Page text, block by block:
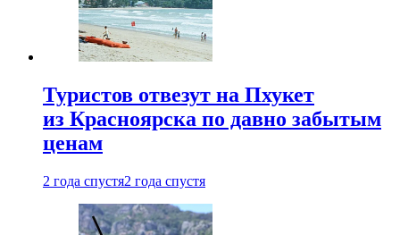
Туристов отвезут на Пхукет
из Красноярска по давно забытым
ценам
2 года спустя2 года спустя